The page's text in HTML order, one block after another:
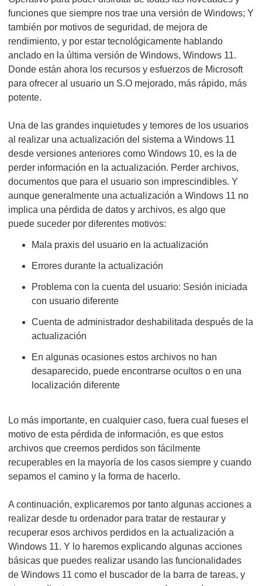
funciones que siempre nos trae una versión de Windows; Y
también por motivos de seguridad, de mejora de
rendimiento, y por estar tecnológicamente hablando
anclado en la última versión de Windows, Windows 11.
Donde están ahora los recursos y esfuerzos de Microsoft
para ofrecer al usuario un S.O mejorado, más rápido, más
potente.
Una de las grandes inquietudes y temores de los usuarios
al realizar una actualización del sistema a Windows 11
desde versiones anteriores como Windows 10, es la de
perder información en la actualización. Perder archivos,
documentos que para el usuario son imprescindibles. Y
aunque generalmente una actualización a Windows 11 no
implica una pérdida de datos y archivos, es algo que
puede suceder por diferentes motivos:
Mala praxis del usuario en la actualización
Errores durante la actualización
Problema con la cuenta del usuario: Sesión iniciada
con usuario diferente
Cuenta de administrador deshabilitada después de la
actualización
En algunas ocasiones estos archivos no han
desaparecido, puede encontrarse ocultos o en una
localización diferente
Lo más importante, en cualquier caso, fuera cual fueses el
motivo de esta pérdida de información, es que estos
archivos que creemos perdidos son fácilmente
recuperables en la mayoría de los casos siempre y cuando
sepamos el camino y la forma de hacerlo.
A continuación, explicaremos por tanto algunas acciones a
realizar desde tu ordenador para tratar de restaurar y
recuperar esos archivos perdidos en la actualización a
Windows 11. Y lo haremos explicando algunas acciones
básicas que puedes realizar usando las funcionalidades
de Windows 11 como el buscador de la barra de tareas, y